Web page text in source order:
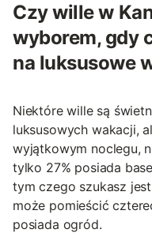
Czy wille w
wyborem, gdy
na luksusowe
Niektóre wille są
luksusowych wakacji,
wyjątkowym noclegu,
tylko 27% posiada
tym czego szukasz
może pomieścić
posiada ogród.